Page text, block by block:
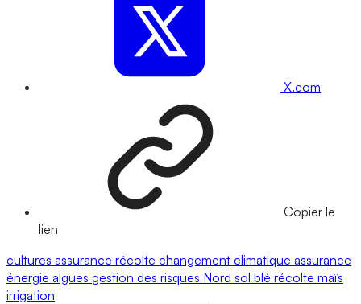
X.com
Copier le
lien
cultures assurance récolte changement climatique assurance
énergie algues gestion des risques Nord sol blé récolte maïs
irrigation